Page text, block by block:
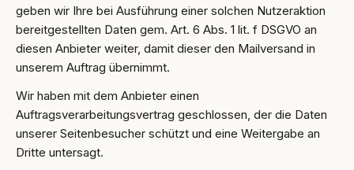
geben wir Ihre bei Ausführung einer solchen Nutzeraktion
bereitgestellten Daten gem. Art. 6 Abs. 1 lit. f DSGVO an
diesen Anbieter weiter, damit dieser den Mailversand in
unserem Auftrag übernimmt.
Wir haben mit dem Anbieter einen
Auftragsverarbeitungsvertrag geschlossen, der die Daten
unserer Seitenbesucher schützt und eine Weitergabe an
Dritte untersagt.